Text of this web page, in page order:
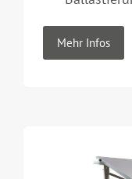
Mehr Infos